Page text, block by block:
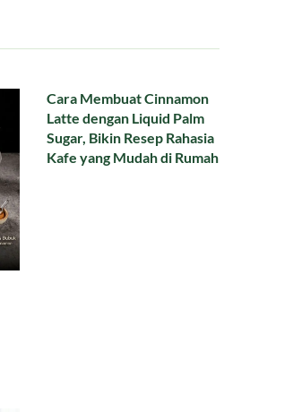
Cara Membuat Cinnamon
Latte dengan Liquid Palm
Sugar, Bikin Resep Rahasia
Kafe yang Mudah di Rumah